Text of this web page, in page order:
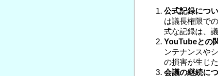
公式記録につ
は議長権限で
式な記録は、
YouTubeとの
ンテナンスや
の損害が生じ
会議の継続に